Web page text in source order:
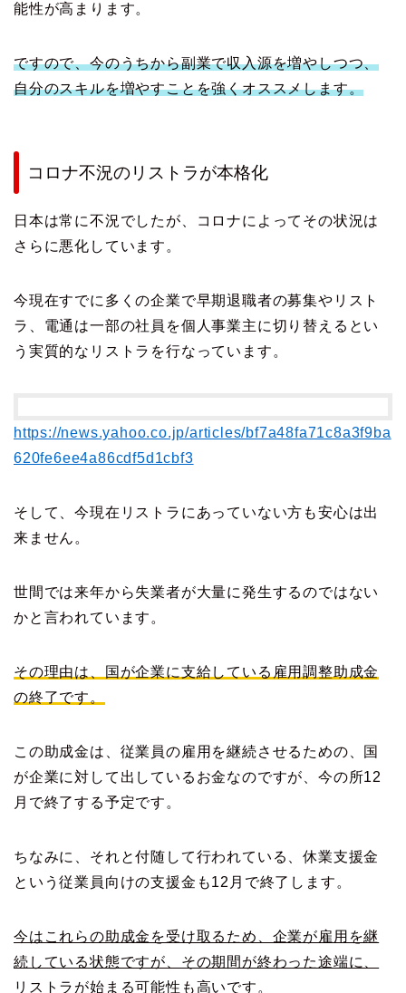
能性が高まります。
ですので、今のうちから副業で収入源を増やしつつ、
自分のスキルを増やすことを強くオススメします。
コロナ不況のリストラが本格化
日本は常に不況でしたが、コロナによってその状況は
さらに悪化しています。
今現在すでに多くの企業で早期退職者の募集やリスト
ラ、電通は一部の社員を個人事業主に切り替えるとい
う実質的なリストラを行なっています。
https://news.yahoo.co.jp/articles/bf7a48fa71c8a3f9ba
620fe6ee4a86cdf5d1cbf3
そして、今現在リストラにあっていない方も安心は出
来ません。
世間では来年から失業者が大量に発生するのではない
かと言われています。
その理由は、国が企業に支給している雇用調整助成金
の終了です。
この助成金は、従業員の雇用を継続させるための、国
が企業に対して出しているお金なのですが、今の所12
月で終了する予定です。
ちなみに、それと付随して行われている、休業支援金
という従業員向けの支援金も12月で終了します。
今はこれらの助成金を受け取るため、企業が雇用を継
続している状態ですが、その期間が終わった途端に、
リストラが始まる可能性も高いです。